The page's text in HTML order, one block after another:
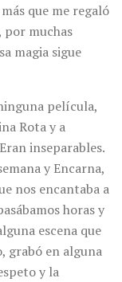
que me regaló
por muchas
magia sigue
película,
Rota y a
inseparables.
y Encarna,
nos encantaba a
horas y
escena que
grabó en alguna
y la